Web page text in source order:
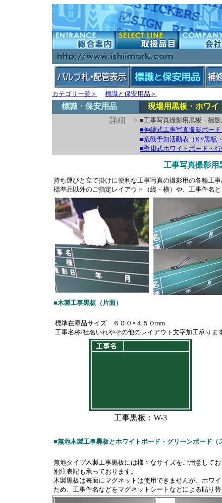
カテゴリ一覧＞ 標識と保安用品＞
標識・保安用品
現場用黒板・ホワイ
詳細 > ■工事写真撮影用黒板・撮
■伸縮式工事写真撮影ボー
■危険予知活動表（KY黒板
■壁掛式ホワイトボード・
工事写真撮影用
持ち運びと立て掛けに便利な工事写真の撮影用の各種工
標準品以外のご指定レイアウト（縦・横）や、工事件名
■木製工事黒板（片面）
標準在庫品サイズ ６００×４５０mm
工事名称/社名いれやその他のレイアウト文字加工承りま
工事黒板：W-3
■無地木製工事黒板とホワイトボード・グリーンボード（
無地タイプ木製工事黒板には様々なサイズをご用意して
別注表記も承っております。
木製黒板は表面にマグネットは使用できませんが、ホワ
ため、工事件名などをマグネットシートなどによる貼り